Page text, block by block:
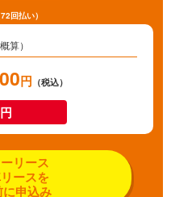
72回払い）
算）
円 （税込）
リース
ースを
申込み